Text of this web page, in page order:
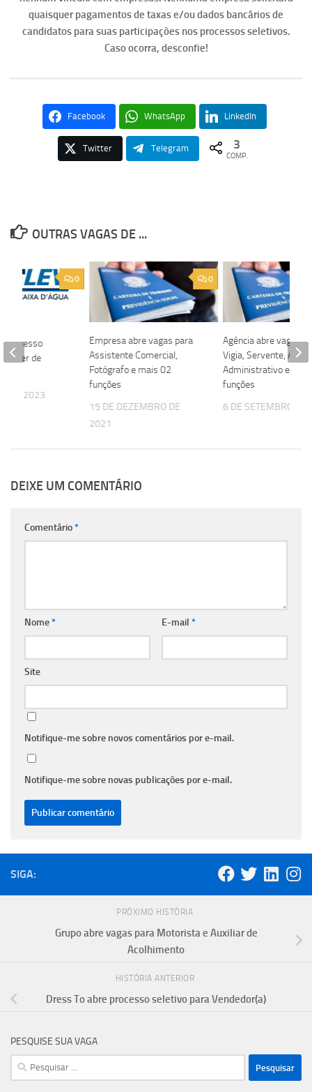
quaisquer pagamentos de taxas e/ou dados bancários de
candidatos para suas participações nos processos seletivos.
Caso ocorra, desconfie!
Facebook WhatsApp LinkedIn
Twitter Telegram 3
COMP.
OUTRAS VAGAS DE ...
0
Empresa abre vagas para
Assistente Comercial,
Fotógrafo e mais 02
funções
15 DE DEZEMBRO DE
2021
Agência abre vagas
Vigia, Servente,
Administrativo e
funções
6 DE SETEMBRO DE
0
processo
Líder de
DE 2023
DEIXE UM COMENTÁRIO
Comentário*
Nome* E-mail *
Site
Notifique-me sobre novos comentários por e-mail.
Notifique-me sobre novas publicações por e-mail.
SIGA:
PRÓXIMO HISTÓRIA
Grupo abre vagas para Motorista e Auxiliar de
Acolhimento
HISTÓRIA ANTERIOR
Dress To abre processo seletivo para Vendedor(a)
PESQUISE SUA VAGA
Pesquisar
por: